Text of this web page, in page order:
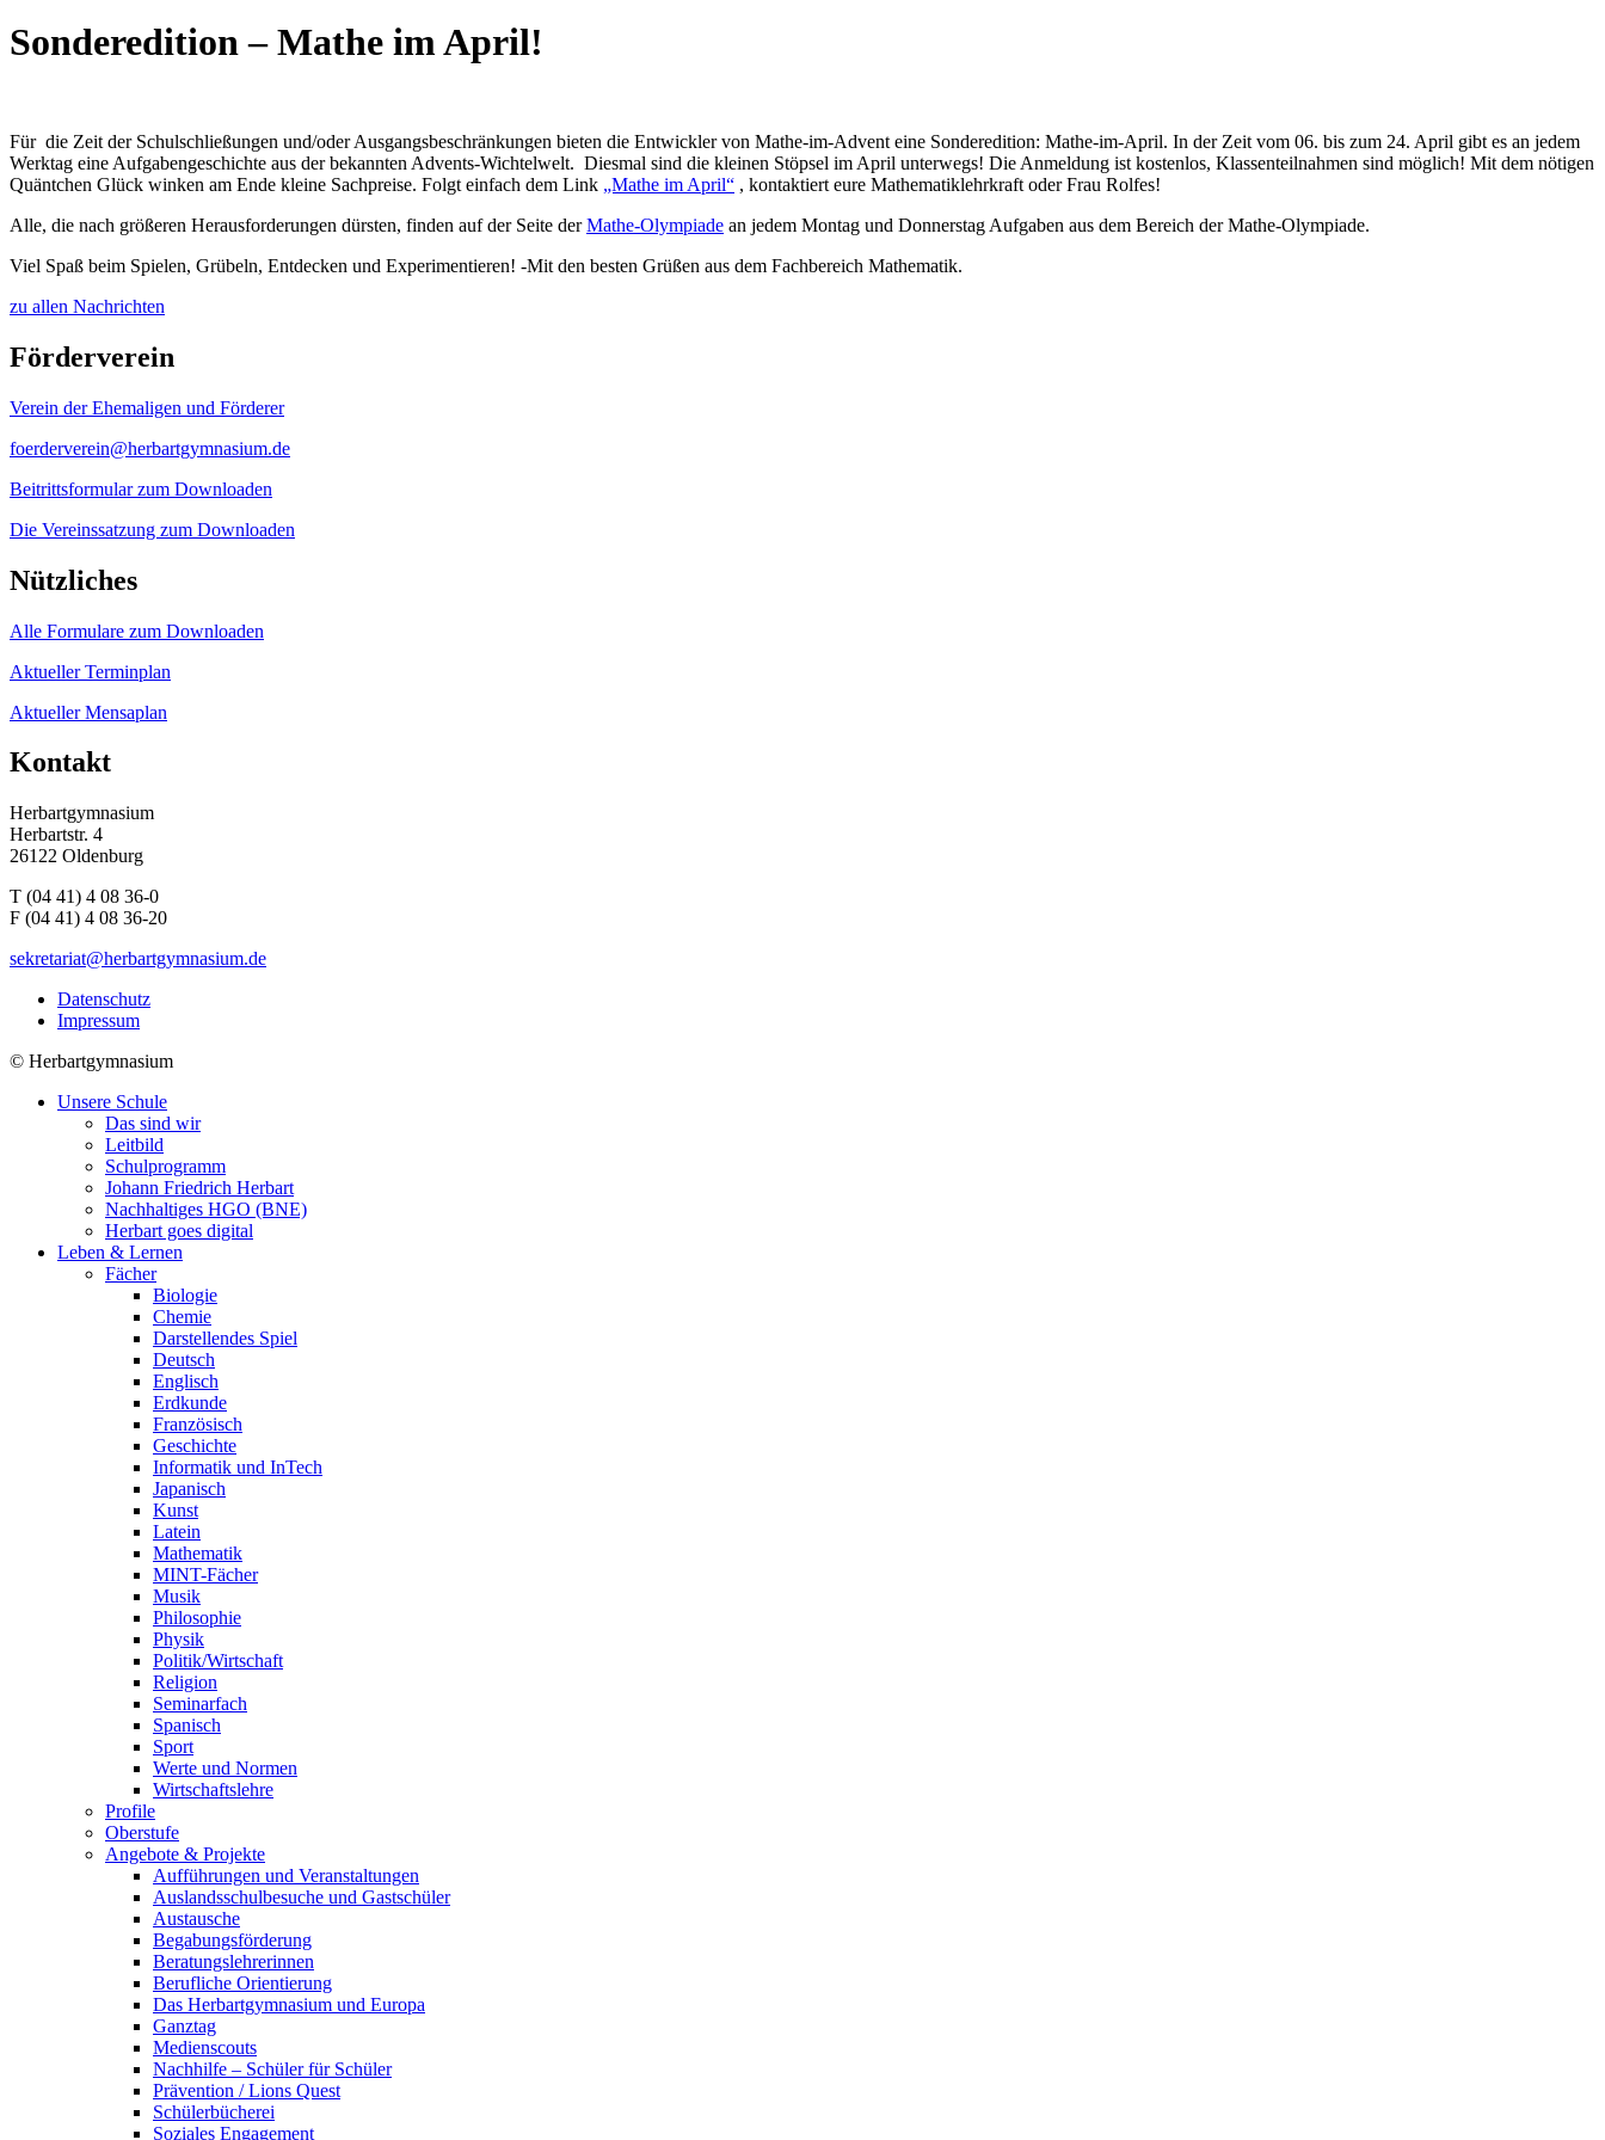
Sonderedition – Mathe im April!
Für die Zeit der Schulschließungen und/oder Ausgangsbeschränkungen bieten die Entwickler von Mathe-im-Advent eine Sonderedition: Mathe-im-April. In der Zeit vom 06. bis zum 24. April gibt es an jedem
Werktag eine Aufgabengeschichte aus der bekannten Advents-Wichtelwelt. Diesmal sind die kleinen Stöpsel im April unterwegs! Die Anmeldung ist kostenlos, Klassenteilnahmen sind möglich! Mit dem nötigen
Quäntchen Glück winken am Ende kleine Sachpreise. Folgt einfach dem Link „Mathe im April“ , kontaktiert eure Mathematiklehrkraft oder Frau Rolfes!
Alle, die nach größeren Herausforderungen dürsten, finden auf der Seite derMathe-Olympiade an jedem Montag und Donnerstag Aufgaben aus dem Bereich der Mathe-Olympiade.
Viel Spaß beim Spielen, Grübeln, Entdecken und Experimentieren! -Mit den besten Grüßen aus dem Fachbereich Mathematik.
zu allen Nachrichten
Förderverein
Verein der Ehemaligen und Förderer
foerderverein@herbartgymnasium.de
Beitrittsformular zum Downloaden
Die Vereinssatzung zum Downloaden
Nützliches
Alle Formulare zum Downloaden
Aktueller Terminplan
Aktueller Mensaplan
Kontakt
Herbartgymnasium
Herbartstr. 4
26122 Oldenburg
T (04 41) 4 08 36-0
F (04 41) 4 08 36-20
sekretariat@herbartgymnasium.de
Datenschutz
Impressum
© Herbartgymnasium
Unsere Schule
Das sind wir
Leitbild
Schulprogramm
Johann Friedrich Herbart
Nachhaltiges HGO (BNE)
Herbart goes digital
Leben & Lernen
Fächer
Biologie
Chemie
Darstellendes Spiel
Deutsch
Englisch
Erdkunde
Französisch
Geschichte
Informatik und InTech
Japanisch
Kunst
Latein
Mathematik
MINT-Fächer
Musik
Philosophie
Physik
Politik/Wirtschaft
Religion
Seminarfach
Spanisch
Sport
Werte und Normen
Wirtschaftslehre
Profile
Oberstufe
Angebote & Projekte
Aufführungen und Veranstaltungen
Auslandsschulbesuche und Gastschüler
Austausche
Begabungsförderung
Beratungslehrerinnen
Berufliche Orientierung
Das Herbartgymnasium und Europa
Ganztag
Medienscouts
Nachhilfe – Schüler für Schüler
Prävention / Lions Quest
Schülerbücherei
Soziales Engagement